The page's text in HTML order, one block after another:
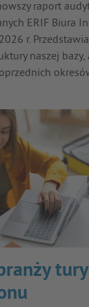
raport
ERIF Biura
2026 r.
naszej bazy,